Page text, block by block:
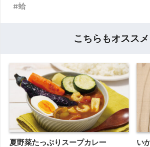
蛤
こちらもオススメ
夏野菜たっぷりスープカレー い